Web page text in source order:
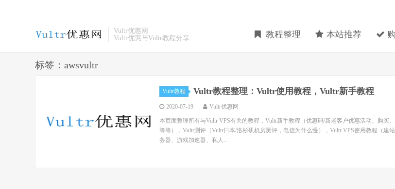
Vultr优惠网
Vultr优惠与Vultr教程分享
教程整理 本站推荐
标签：awsvultr
Vultr教程 Vultr教程整理：Vultr使用教程，Vultr新手教程
2020-07-19 Vultr优惠网
本页面整理所有与Vultr VPS有关的教程，Vultr新手教程（优惠码/新老客户优惠活动、购买
等等），Vultr测评（Vultr日本/洛杉矶机房测评，电信为什么慢），Vultr VPS使用教程（建
务器、游戏加速器、私人...